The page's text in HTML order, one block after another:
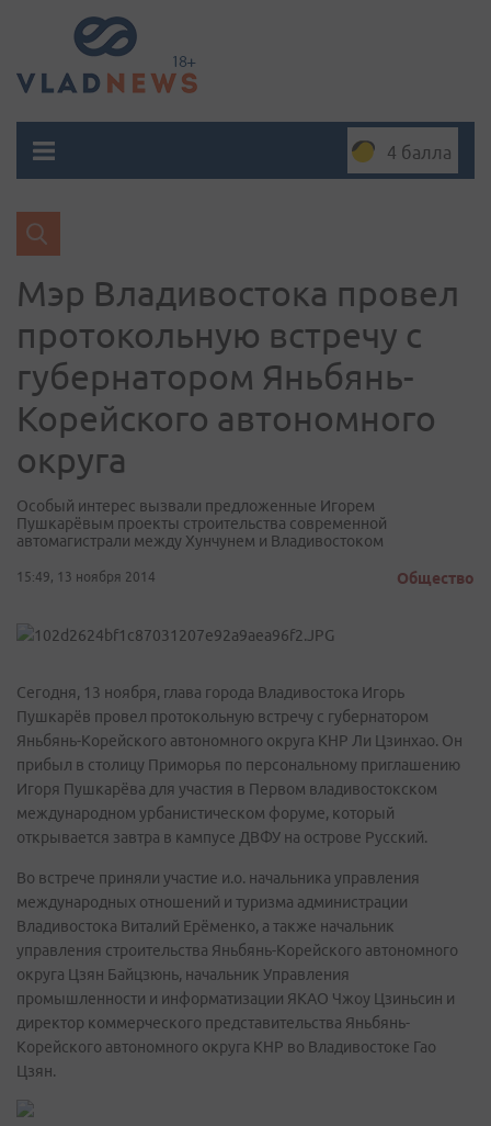
4 балла
Мэр Владивостока провел
протокольную встречу с
губернатором Яньбянь-
Корейского автономного
округа
Особый интерес вызвали предложенные Игорем
Пушкарёвым проекты строительства современной
автомагистрали между Хунчунем и Владивостоком
15:49, 13 ноября 2014 Общество
Сегодня, 13 ноября, глава города Владивостока Игорь
Пушкарёв провел протокольную встречу с губернатором
Яньбянь-Корейского автономного округа КНР Ли Цзинхао. Он
прибыл в столицу Приморья по персональному приглашению
Игоря Пушкарёва для участия в Первом владивостокском
международном урбанистическом форуме, который
открывается завтра в кампусе ДВФУ на острове Русский.
Во встрече приняли участие и.о. начальника управления
международных отношений и туризма администрации
Владивостока Виталий Ерёменко, а также начальник
управления строительства Яньбянь-Корейского автономного
округа Цзян Байцзюнь, начальник Управления
промышленности и информатизации ЯКАО Чжоу Цзиньсин и
директор коммерческого представительства Яньбянь-
Корейского автономного округа КНР во Владивостоке Гао
Цзян.